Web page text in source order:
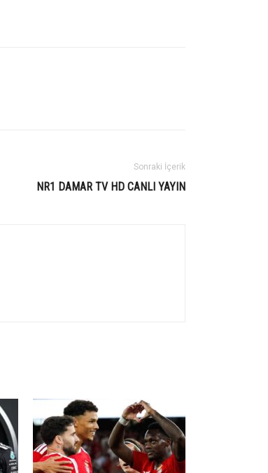
Sonraki İçerik
NR1 DAMAR TV HD CANLI YAYIN